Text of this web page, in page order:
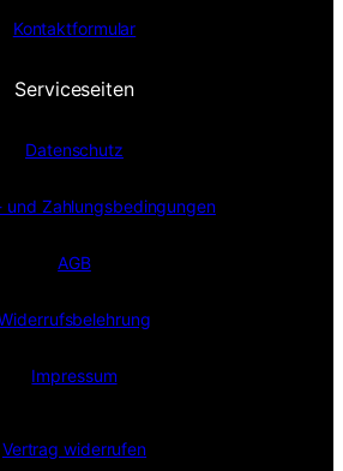
Kontaktformular
Serviceseiten
Datenschutz
und Zahlungsbedingungen
AGB
Impressum
Vertrag widerrufen